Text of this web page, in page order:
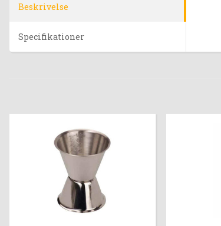
Beskrivelse
Specifikationer